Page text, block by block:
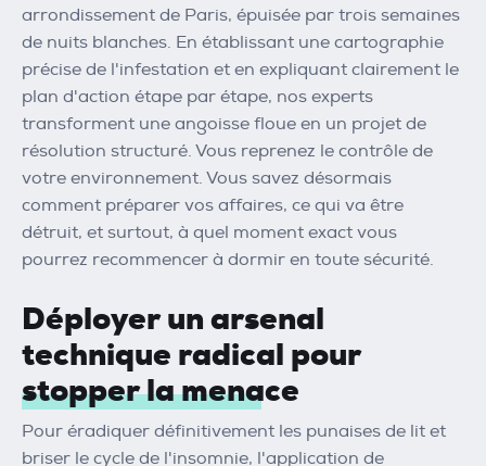
arrondissement de Paris, épuisée par trois semaines
de nuits blanches. En établissant une cartographie
précise de l'infestation et en expliquant clairement le
plan d'action étape par étape, nos experts
transforment une angoisse floue en un projet de
résolution structuré. Vous reprenez le contrôle de
votre environnement. Vous savez désormais
comment préparer vos affaires, ce qui va être
détruit, et surtout, à quel moment exact vous
pourrez recommencer à dormir en toute sécurité.
Déployer un arsenal
technique radical pour
stopper la menace
Pour éradiquer définitivement les punaises de lit et
briser le cycle de l'insomnie, l'application de